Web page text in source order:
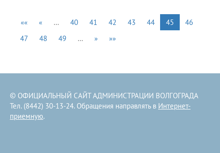
«« « … 40 41 42 43 44 45
46
47
48 49 … » »»
© ОФИЦИАЛЬНЫЙ САЙТ АДМИНИСТРАЦИИ ВОЛГОГРАДА
Тел. (8442) 30-13-24. Обращения направлять в Интернет-
приемную.